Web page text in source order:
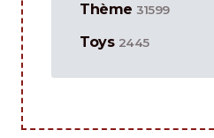
Thème 31599
Toys 2445